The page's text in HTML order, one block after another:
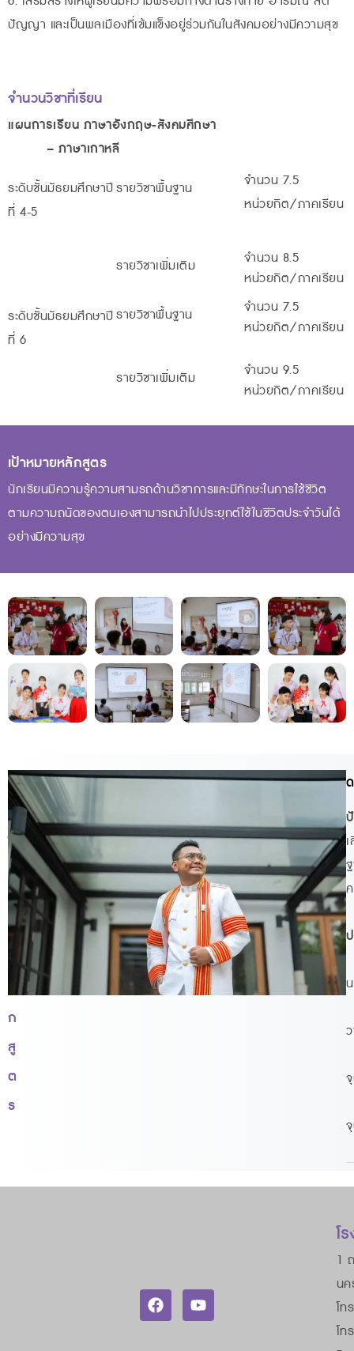
ปัญญา และเป็นพลเมืองที่เข้มแข็งอยู่ร่วมกันในสังคมอย่างมีความสุข
จำนวนวิชาที่เรียน
แผนการเรียน ภาษาอังกฤษ-สังคมศึกษา
– ภาษาเกาหลี
ระดับชั้นมัธยมศึกษาปี
ที่ 4-5
รายวิชาพื้นฐาน
จำนวน 7.5
หน่วยกิต/ภาคเรียน
รายวิชาเพิ่มเติม
จำนวน 8.5
หน่วยกิต/ภาคเรียน
ระดับชั้นมัธยมศึกษาปี
ที่ 6
รายวิชาพื้นฐาน
จำนวน 7.5
หน่วยกิต/ภาคเรียน
รายวิชาเพิ่มเติม
จำนวน 9.5
หน่วยกิต/ภาคเรียน
เป้าหมายหลักสูตร
นักเรียนมีความรู้ความสามรถด้านวิชาการและมีทักษะในการใช้ชีวิต
ตามความถนัดของตนเองสามารถนำไปประยุกต์ใช้ในชีวิตประจำวันได้
อย่างมีความสุข
ที่
ป
รึ
ก
ษ
า
ก
สู
ต
ร
โ
1
น
โ
โท